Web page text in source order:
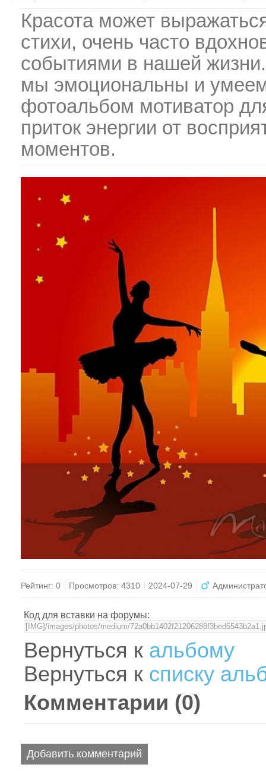
Красота может
стихи, очень часто
событиями в нашей
мы эмоциональны и
фотоальбом мотиватор
приток энергии от
моментов.
Рейтинг: 0 Просмотров:4310 2024-07-29
Код для вставки на форумы:
Вернуться к альбому
Вернуться к списку
Комментарии (0)
Добавить комментарий